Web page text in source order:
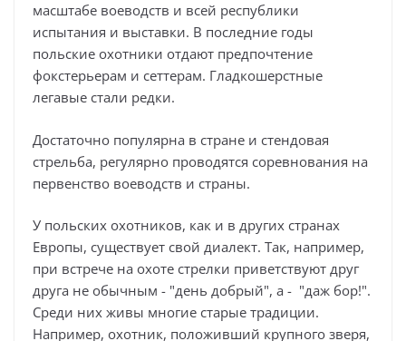
масштабе воеводств и всей республики
испытания и выставки. В последние годы
польские охотники отдают предпочтение
фокстерьерам и сеттерам. Гладкошерстные
легавые стали редки.
Достаточно популярна в стране и стендовая
стрельба, регулярно проводятся соревнования на
первенство воеводств и страны.
У польских охотников, как и в других странах
Европы, существует свой диалект. Так, например,
при встрече на охоте стрелки приветствуют друг
друга не обычным - "день добрый", а - "даж бор!".
Среди них живы многие старые традиции.
Например, охотник, положивший крупного зверя,